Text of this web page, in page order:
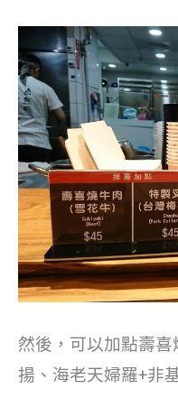
然後，可以加點壽
揚、海老天婦羅+非